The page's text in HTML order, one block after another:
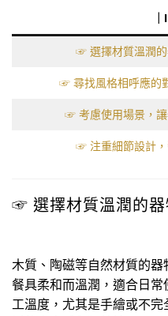
☞ 選擇材質溫潤
☞ 尋找風格相呼應的
☞ 考慮使用場景，
☞ 注重細節設計
☞ 選擇材質溫潤的器
木質、陶磁等自然材質的
餐具柔和而溫潤，適合日
工溫度，尤其是手繪或不